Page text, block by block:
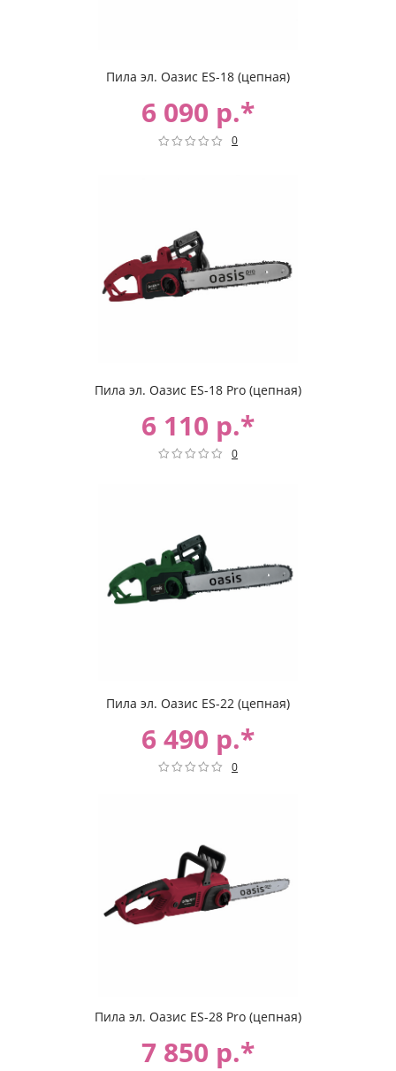
Пила эл. Оазис ES-18 (цепная)
6 090 р.*
0
Пила эл. Оазис ES-18 Pro (цепная)
6 110 р.*
0
Пила эл. Оазис ES-22 (цепная)
6 490 р.*
0
Пила эл. Оазис ES-28 Pro (цепная)
7 850 р.*